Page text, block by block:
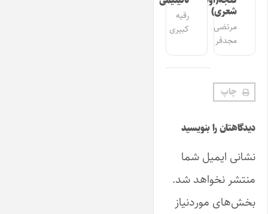
شعری)
مرتضی
مجدفر
رقیه
کبیری
چاپ
دیدگاهتان را بنویسید
نشانی ایمیل شما
منتشر نخواهد شد.
بخش‌های موردنیاز